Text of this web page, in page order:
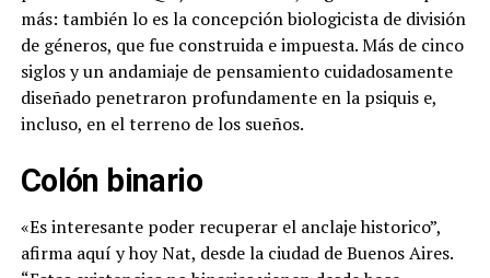
más: también lo es la concepción biologicista de división
de géneros, que fue construida e impuesta. Más de cinco
siglos y un andamiaje de pensamiento cuidadosamente
diseñado penetraron profundamente en la psiquis e,
incluso, en el terreno de los sueños.
Colón binario
«Es interesante poder recuperar el anclaje historico”,
afirma aquí y hoy Nat, desde la ciudad de Buenos Aires.